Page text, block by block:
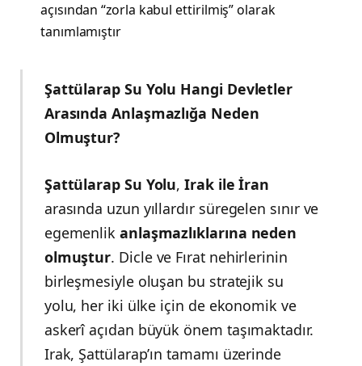
açısından “zorla kabul ettirilmiş” olarak
tanımlamıştır
Şattülarap Su Yolu Hangi Devletler
Arasında Anlaşmazlığa Neden
Olmuştur?
Şattülarap Su Yolu,Irak ile İran
arasında uzun yıllardır süregelen sınır ve
egemenlik anlaşmazlıklarına neden
olmuştur. Dicle ve Fırat nehirlerinin
birleşmesiyle oluşan bu stratejik su
yolu, her iki ülke için de ekonomik ve
askerî açıdan büyük önem taşımaktadır.
Irak, Şattülarap’ın tamamı üzerinde